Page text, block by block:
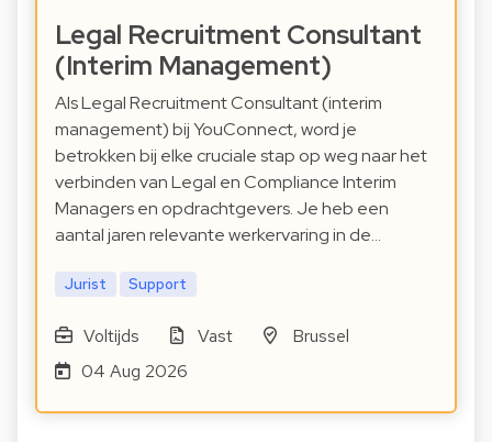
Legal Recruitment Consultant
(Interim Management)
Als Legal Recruitment Consultant (interim
management) bij YouConnect, word je
betrokken bij elke cruciale stap op weg naar het
verbinden van Legal en Compliance Interim
Managers en opdrachtgevers. Je heb een
aantal jaren relevante werkervaring in de…
Jurist Support
Voltijds Vast
Brussel
04 Aug 2026